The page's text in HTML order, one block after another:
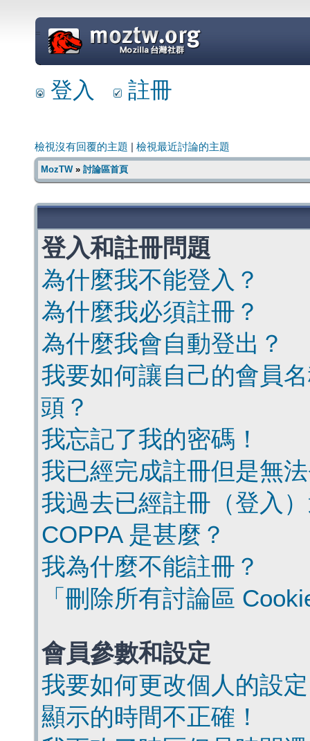
=
登入 註冊
檢視沒有回覆的主題 檢視最近討論的主題
MozTW» 討論區首頁
登入和註冊問題
為什麼我不能登入？
為什麼我必須註冊？
為什麼我會自動登出？
我要如何讓自己的會員
頭？
我忘記了我的密碼！
我已經完成註冊但是無
我過去已經註冊（登入
COPPA 是甚麼？
我為什麼不能註冊？
「刪除所有討論區
會員參數和設定
我要如何更改個人的設
顯示的時間不正確！